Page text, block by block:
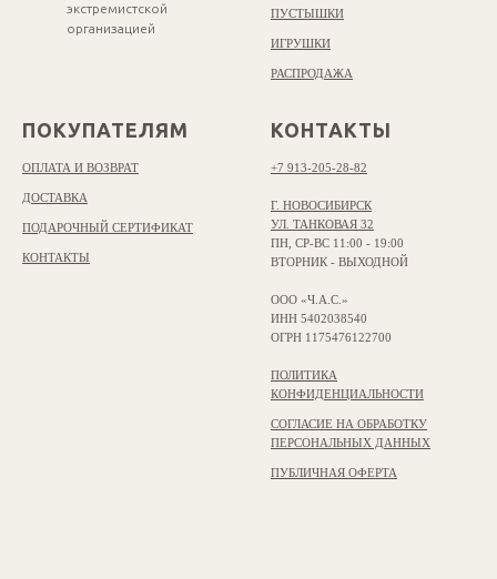
экстремистской
организацией
ПУСТЫШКИ
ИГРУШКИ
РАСПРОДАЖА
ПОКУПАТЕЛЯМ
ОПЛАТА И ВОЗВРАТ
ДОСТАВКА
ПОДАРОЧНЫЙ СЕРТИФИКАТ
КОНТАКТЫ
КОНТАКТЫ
+7 913-205-28-82
Г. НОВОСИБИРСК
УЛ. ТАНКОВАЯ 32
ПН, СР-ВС 11:00 - 19:00
ВТОРНИК - ВЫХОДНОЙ
ООО «Ч.А.С.»
ИНН 5402038540
ОГРН 1175476122700
ПОЛИТИКА
КОНФИДЕНЦИАЛЬНОСТИ
СОГЛАСИЕ НА ОБРАБОТКУ
ПЕРСОНАЛЬНЫХ ДАННЫХ
ПУБЛИЧНАЯ ОФЕРТА